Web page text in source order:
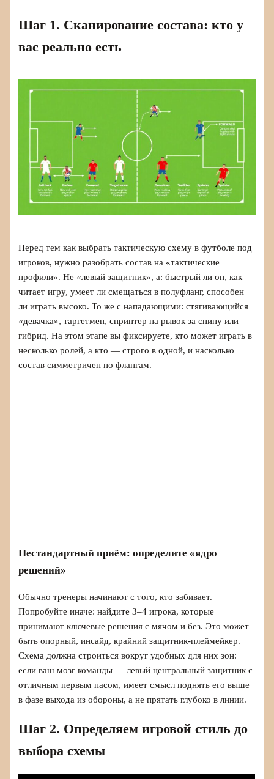
Шаг 1. Сканирование состава: кто у
вас реально есть
Перед тем как выбрать тактическую схему в футболе под
игроков, нужно разобрать состав на «тактические
профили». Не «левый защитник», а: быстрый ли он, как
читает игру, умеет ли смещаться в полуфланг, способен
ли играть высоко. То же с нападающими: стягивающийся
«девачка», таргетмен, спринтер на рывок за спину или
гибрид. На этом этапе вы фиксируете, кто может играть в
несколько ролей, а кто — строго в одной, и насколько
состав симметричен по флангам.
Нестандартный приём: определите «ядро
решений»
Обычно тренеры начинают с того, кто забивает.
Попробуйте иначе: найдите 3–4 игрока, которые
принимают ключевые решения с мячом и без. Это может
быть опорный, инсайд, крайний защитник-плеймейкер.
Схема должна строиться вокруг удобных для них зон:
если ваш мозг команды — левый центральный защитник с
отличным первым пасом, имеет смысл поднять его выше
в фазе выхода из обороны, а не прятать глубоко в линии.
Шаг 2. Определяем игровой стиль до
выбора схемы